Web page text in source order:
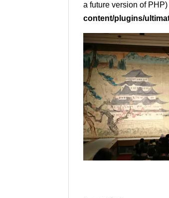
a future version of PHP)
content/plugins/